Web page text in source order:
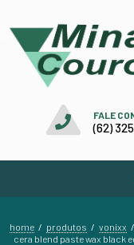
FALE
(62)
home / produtos / vonixx /
cera blend paste wax black